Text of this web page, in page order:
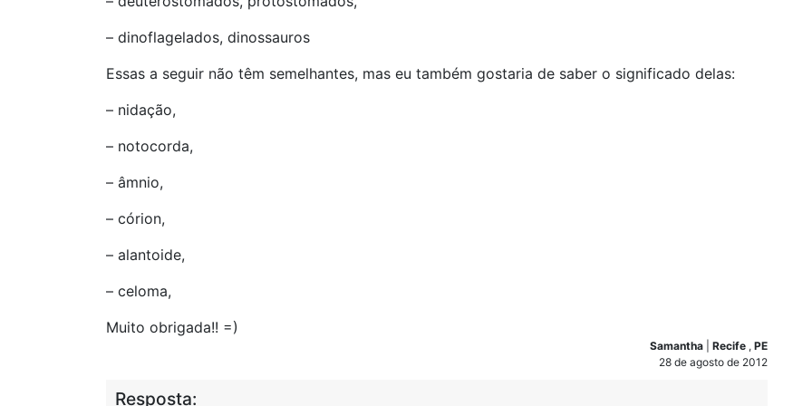
– dinoflagelados, dinossauros
Essas a seguir não têm semelhantes, mas eu também gostaria de saber o significado delas:
– nidação,
– notocorda,
– âmnio,
– córion,
– alantoide,
– celoma,
Muito obrigada!! =)
Samantha Recife , PE
28 de agosto de 2012
Resposta: